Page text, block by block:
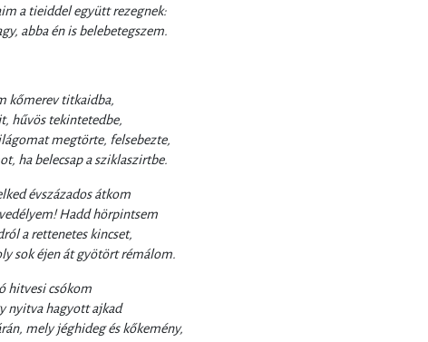
a tieiddel együtt rezegnek:
abba én is belebetegszem.
kőmerev titkaidba,
hűvös tekintetedbe,
megtörte, felsebezte,
ha belecsap a sziklaszirtbe.
évszázados átkom
Hadd hörpintsem
a rettenetes kincset,
sok éjen át gyötört rémálom.
hitvesi csókom
nyitva hagyott ajkad
mely jéghideg és kőkemény,